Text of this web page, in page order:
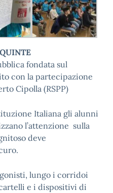
fondata sul
con la partecipazione
Cipolla (RSPP)
Italiana gli alunni
l’attenzione sulla
deve
lungo i corridoi
e i dispositivi di